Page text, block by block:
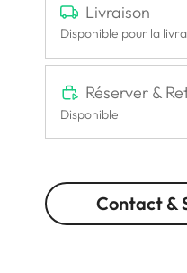
Livraison
Disponible pour la
Réserver &
Disponible
Contact &